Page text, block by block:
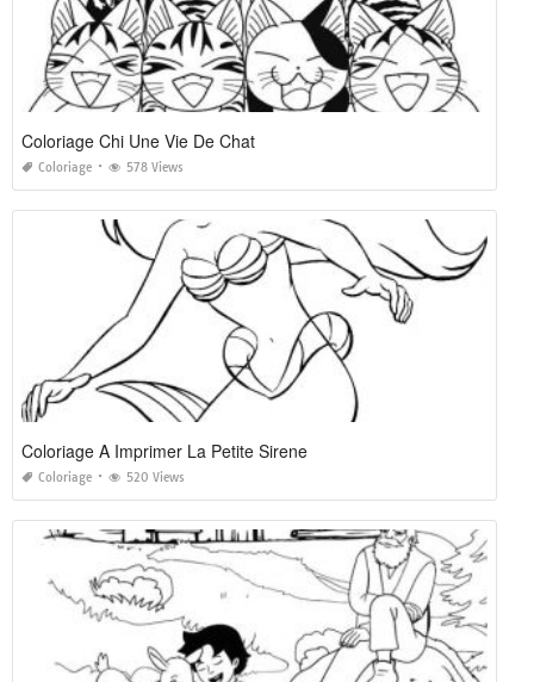
Coloriage Chi Une Vie De Chat
Coloriage 578 Views
Coloriage A Imprimer La Petite Sirene
Coloriage 520 Views